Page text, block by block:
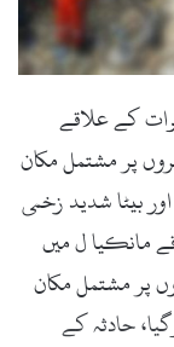
کام 08اگست 2017ء )سوات کے علاقے
پر مشتمل مکان
بیٹا شدید زخمی
مانکیا ل میں
پر مشتمل مکان
حادثہ کے